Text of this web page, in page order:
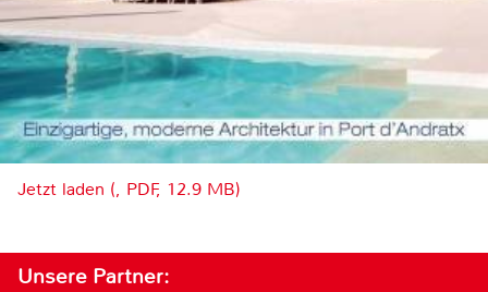
Jetzt laden (, PDF, 12.9 MB)
Unsere Partner: